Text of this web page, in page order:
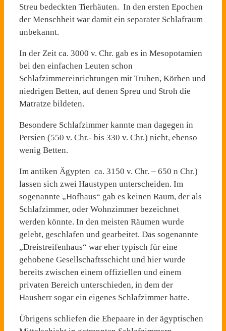
Streu bedeckten Tierhäuten. In den ersten Epochen
der Menschheit war damit ein separater Schlafraum
unbekannt.
In der Zeit ca. 3000 v. Chr. gab es in Mesopotamien
bei den einfachen Leuten schon
Schlafzimmereinrichtungen mit Truhen, Körben und
niedrigen Betten, auf denen Spreu und Stroh die
Matratze bildeten.
Besondere Schlafzimmer kannte man dagegen in
Persien (550 v. Chr.- bis 330 v. Chr.) nicht, ebenso
wenig Betten.
Im antiken Ägypten ca. 3150 v. Chr. – 650 n Chr.)
lassen sich zwei Haustypen unterscheiden. Im
sogenannte „Hofhaus“ gab es keinen Raum, der als
Schlafzimmer, oder Wohnzimmer bezeichnet
werden könnte. In den meisten Räumen wurde
gelebt, geschlafen und gearbeitet. Das sogenannte
„Dreistreifenhaus“ war eher typisch für eine
gehobene Gesellschaftsschicht und hier wurde
bereits zwischen einem offiziellen und einem
privaten Bereich unterschieden, in dem der
Hausherr sogar ein eigenes Schlafzimmer hatte.
Übrigens schliefen die Ehepaare in der ägyptischen